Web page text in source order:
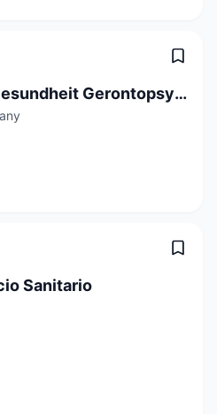
Fachperson Gesundheit Gerontopsychiatrie (60-100%)
Sanitario